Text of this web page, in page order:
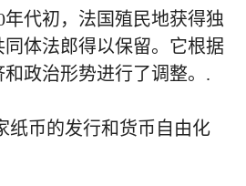
年代初，法国殖民地获得独
体法郎得以保留。它根据
政治形势进行了调整。.
纸币的发行和货币自由化